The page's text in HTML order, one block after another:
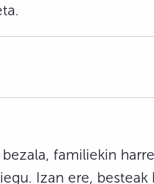
familiekin
Izan ere,